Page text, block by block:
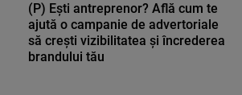
(P) Ești antreprenor? Află cum te
ajută o campanie de advertoriale
să crești vizibilitatea și încrederea
brandului tău